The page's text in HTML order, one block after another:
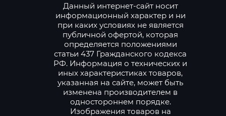
Данный интернет-сайт носит
информационный характер и ни
при каких условиях не является
публичной офертой, которая
определяется положениями
статьи 437 Гражданского кодекса
РФ. Информация о технических и
иных характеристиках товаров,
указанная на сайте, может быть
изменена производителем в
одностороннем порядке.
Изображения товаров на